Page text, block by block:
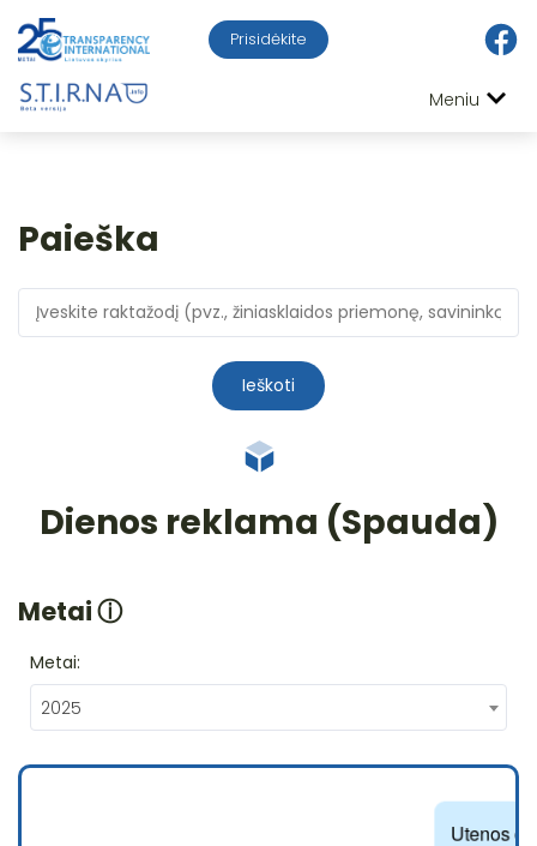
Prisidėkite
Meniu
Paieška
Ieškoti
Dienos reklama (Spauda)
Metaiⓘ
Metai:
2025